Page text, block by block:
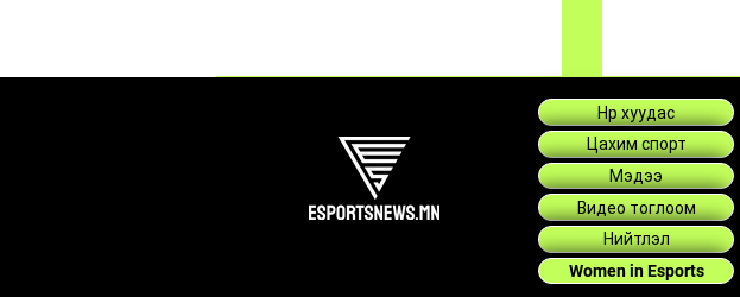
Нүүр хуудас
Цахим спорт
Мэдээ
Видео тоглоом
Нийтлэл
Women in Esports